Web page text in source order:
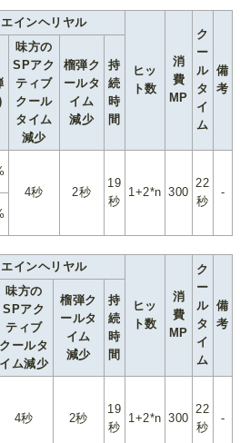
エインヘリヤル
ヒッ
ト数
消
費
MP
ク
ー
ル
タ
イ
ム
備
考
味方の
SPアク
ティブ
クール
タイム
減少
榴弾ク
ールタ
イム
減少
持
続
時
間
4秒
2秒
19
秒
1+2*n 300
22
秒
-
エインヘリヤル
ヒッ
ト数
消
費
MP
ク
ー
ル
タ
イ
ム
備
考
味方の
SPアク
ティブ
クールタ
イム減少
榴弾ク
ールタ
イム
減少
持
続
時
間
4秒
2秒
19
秒
1+2*n 300
22
秒
-